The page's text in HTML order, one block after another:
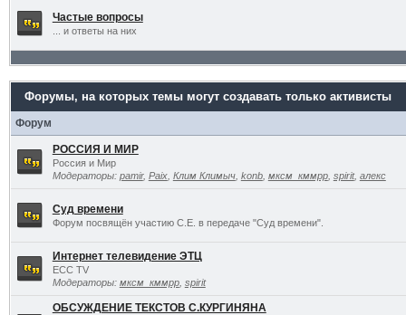
Частые вопросы
... и ответы на них
Форумы, на которых темы могут создавать только активисты
Форум
РОССИЯ И МИР
Россия и Мир
Модераторы: pamir, Paix, Клим Климыч, konb, мксм_кммрр, spirit, алекс
Суд времени
Форум посвящён участию С.Е. в передаче "Суд времени".
Интернет телевидение ЭТЦ
ECC TV
Модераторы: мксм_кммрр, spirit
ОБСУЖДЕНИЕ ТЕКСТОВ С.КУРГИНЯНА